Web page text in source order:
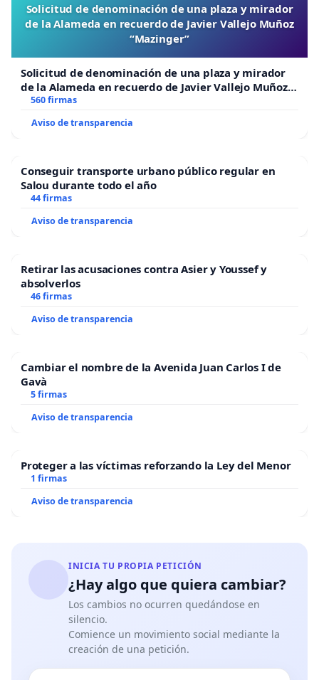
Solicitud de denominación de una plaza y mirador
de la Alameda en recuerdo de Javier Vallejo Muñoz
“Mazinger”
Solicitud de denominación de una plaza y mirador
de la Alameda en recuerdo de Javier Vallejo Muñoz
“Mazinger”
560 firmas
Aviso de transparencia
Conseguir transporte urbano público regular en
Salou durante todo el año
44 firmas
Aviso de transparencia
Retirar las acusaciones contra Asier y Youssef y
absolverlos
46 firmas
Aviso de transparencia
Cambiar el nombre de la Avenida Juan Carlos I de
Gavà
5 firmas
Aviso de transparencia
Proteger a las víctimas reforzando la Ley del Menor
1 firmas
Aviso de transparencia
INICIA TU PROPIA PETICIÓN
¿Hay algo que quiera cambiar?
Los cambios no ocurren quedándose en
silencio.
Comience un movimiento social mediante la
creación de una petición.